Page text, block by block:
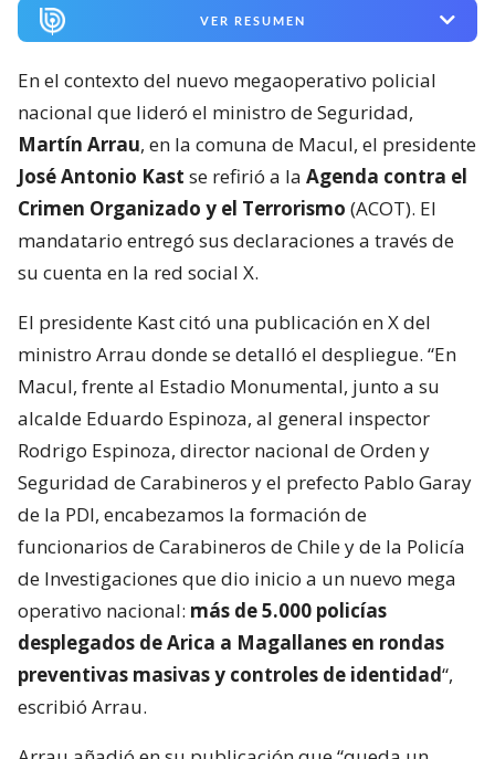
VER RESUMEN
En el contexto del nuevo megaoperativo policial
nacional que lideró el ministro de Seguridad,
Martín Arrau, en la comuna de Macul, el presidente
José Antonio Kast se refirió a la Agenda contra el
Crimen Organizado y el Terrorismo (ACOT). El
mandatario entregó sus declaraciones a través de
su cuenta en la red social X.
El presidente Kast citó una publicación en X del
ministro Arrau donde se detalló el despliegue. “En
Macul, frente al Estadio Monumental, junto a su
alcalde Eduardo Espinoza, al general inspector
Rodrigo Espinoza, director nacional de Orden y
Seguridad de Carabineros y el prefecto Pablo Garay
de la PDI, encabezamos la formación de
funcionarios de Carabineros de Chile y de la Policía
de Investigaciones que dio inicio a un nuevo mega
operativo nacional: más de 5.000 policías
desplegados de Arica a Magallanes en rondas
preventivas masivas y controles de identidad“,
escribió Arrau.